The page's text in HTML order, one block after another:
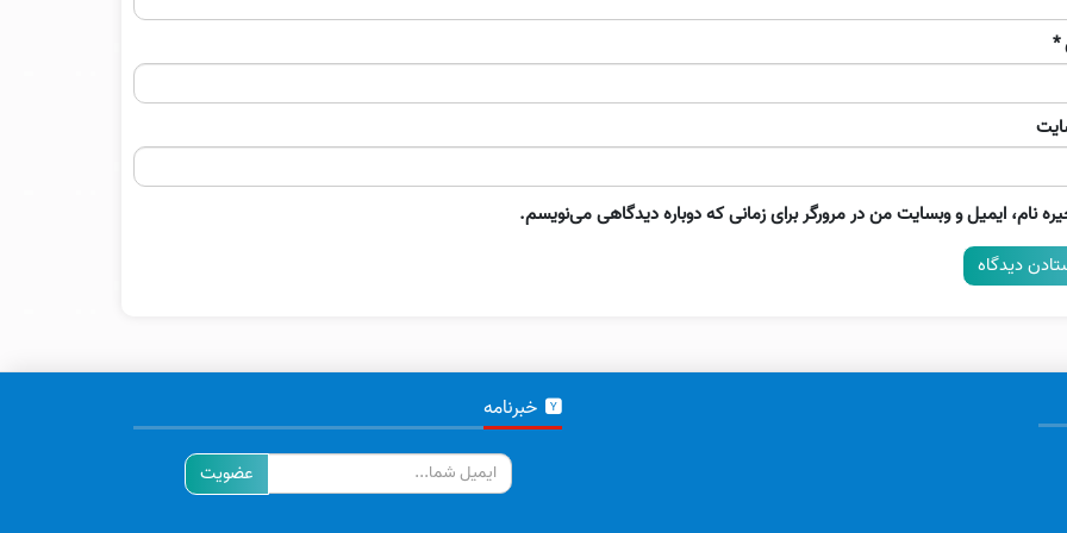
*
نام، ایمیل و وبسایت من در مرورگر برای زمانی که دوباره دیدگاهی می‌نویسم.
خبرنامه
ایمیل